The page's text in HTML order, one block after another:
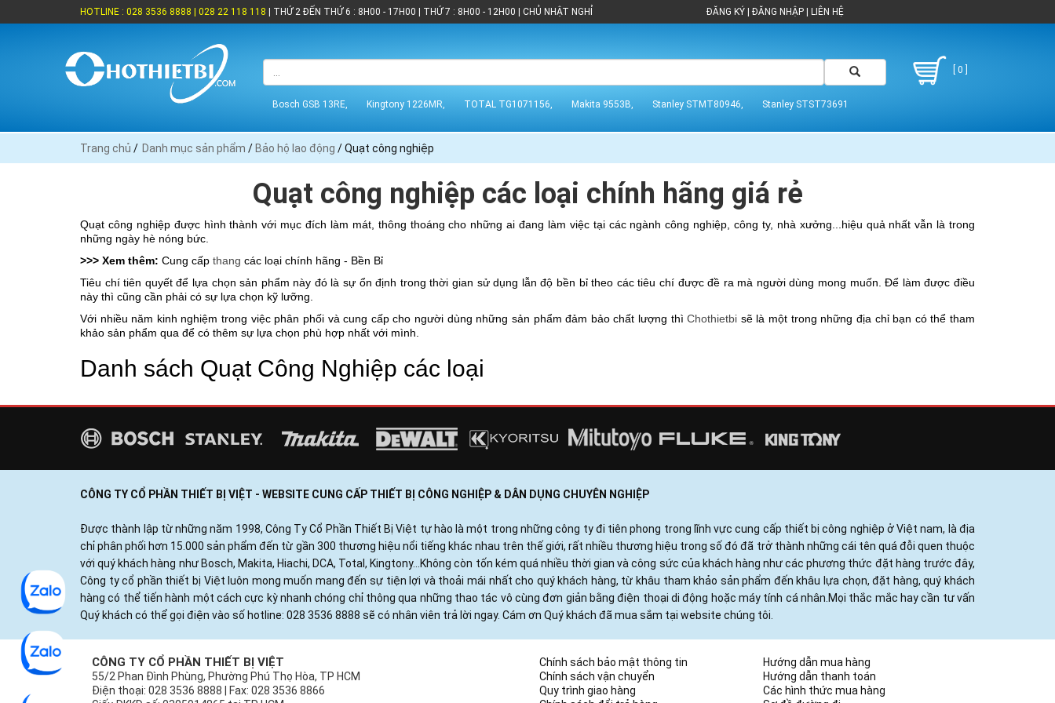
HOTLINE : 028 3536 8888 | 028 22 118 118 | THỨ 2 ĐẾN THỨ 6 : 8H00 - 17H00 | THỨ 7 : 8H00 - 12H00 | CHỦ NHẬT NGHỈ ĐĂNG KÝ ĐĂNG NHẬP LIÊN HỆ
Bosch GSB 13RE, Kingtony 1226MR, TOTAL TG1071156, Makita 9553B, Stanley STMT80946, Stanley STST73691
[ 0 ]
Trang chủ / Danh mục sản phẩm / Bảo hộ lao động / Quạt công nghiệp
Quạt công nghiệp các loại chính hãng giá rẻ
Quạt công nghiệp được hình thành với mục đích làm mát, thông thoáng cho những ai đang làm việc tại các ngành công nghiệp, công ty, nhà xưởng...hiệu quả nhất vẫn là trong
những ngày hè nóng bức.
>>> Xem thêm: Cung cấp thang các loại chính hãng - Bền Bỉ
Tiêu chí tiên quyết để lựa chọn sản phẩm này đó là sự ổn định trong thời gian sử dụng lẫn độ bền bỉ theo các tiêu chí được đề ra mà người dùng mong muốn. Để làm được điều
này thì cũng cần phải có sự lựa chọn kỹ lưỡng.
Với nhiều năm kinh nghiệm trong việc phân phối và cung cấp cho người dùng những sản phẩm đảm bảo chất lượng thì Chothietbi sẽ là một trong những địa chỉ bạn có thể tham
khảo sản phẩm qua để có thêm sự lựa chọn phù hợp nhất với mình.
Danh sách Quạt Công Nghiệp các loại
CÔNG TY CỔ PHẦN THIẾT BỊ VIỆT - WEBSITE CUNG CẤP THIẾT BỊ CÔNG NGHIỆP & DÂN DỤNG CHUYÊN NGHIỆP
Được thành lập từ những năm 1998, Công Ty Cổ Phần Thiết Bị Việt tự hào là một trong những công ty đi tiên phong trong lĩnh vực cung cấp thiết bị công nghiệp ở Việt nam, là địa
chỉ phân phối hơn 15.000 sản phẩm đến từ gần 300 thương hiệu nổi tiếng khác nhau trên thế giới, rất nhiều thương hiệu trong số đó đã trở thành những cái tên quá đỗi quen thuộc
với quý khách hàng như Bosch, Makita, Hiachi, DCA, Total, Kingtony...Không còn tốn kém quá nhiều thời gian và công sức của khách hàng như các phương thức đặt hàng trước đây,
Công ty cổ phần thiết bị Việt luôn mong muốn mang đến sự tiện lợi và thoải mái nhất cho quý khách hàng, từ khâu tham khảo sản phẩm đến khâu lựa chọn, đặt hàng, quý khách
hàng có thể tiến hành một cách cực kỳ nhanh chóng chỉ thông qua những thao tác vô cùng đơn giản bằng điện thoại di động hoặc máy tính cá nhân.Mọi thắc mắc hay cần tư vấn
Quý khách có thể gọi điện vào số hotline: 028 3536 8888 sẽ có nhân viên trả lời ngay. Cám ơn Quý khách đã mua sắm tại website chúng tôi.
CÔNG TY CỔ PHẦN THIẾT BỊ VIỆT
55/2 Phan Đình Phùng, Phường Phú Thọ Hòa, TP HCM
Điện thoại: 028 3536 8888 | Fax: 028 3536 8866
Chính sách bảo mật thông tin
Chính sách vận chuyển
Quy trình giao hàng
Hướng dẫn mua hàng
Hướng dẫn thanh toán
Các hình thức mua hàng